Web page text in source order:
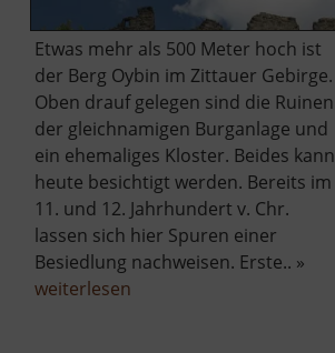
Etwas mehr als 500 Meter hoch ist
der Berg Oybin im Zittauer Gebirge.
Oben drauf gelegen sind die Ruinen
der gleichnamigen Burganlage und
ein ehemaliges Kloster. Beides kann
heute besichtigt werden. Bereits im
11. und 12. Jahrhundert v. Chr.
lassen sich hier Spuren einer
Besiedlung nachweisen. Erste.. »
weiterlesen